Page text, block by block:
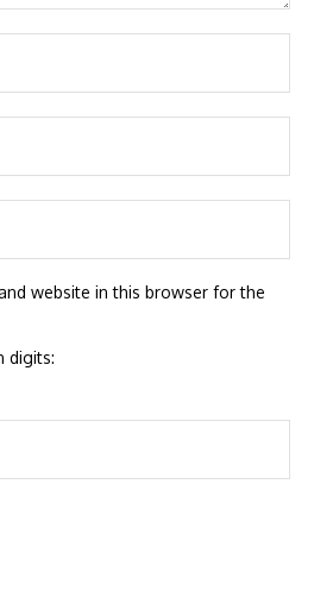
website in this browser for the
digits: